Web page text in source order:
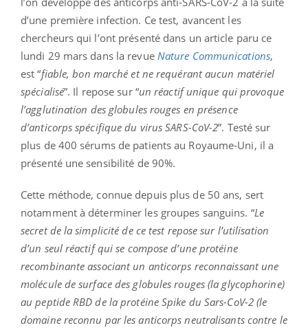
d’une première infection. Ce test, avancent les
chercheurs qui l’ont présenté dans un article paru ce
lundi 29 mars dans la revue Nature Communications,
est “fiable, bon marché et ne requérant aucun matériel
spécialisé”. Il repose sur “un réactif unique qui provoque
l’agglutination des globules rouges en présence
d’anticorps spécifique du virus SARS-CoV-2”. Testé sur
plus de 400 sérums de patients au Royaume-Uni, il a
présenté une sensibilité de 90%.
Cette méthode, connue depuis plus de 50 ans, sert
notamment à déterminer les groupes sanguins. “Le
secret de la simplicité de ce test repose sur l’utilisation
d’un seul réactif qui se compose d’une protéine
recombinante associant un anticorps reconnaissant une
molécule de surface des globules rouges (la glycophorine)
au peptide RBD de la protéine Spike du Sars-CoV-2 (le
domaine reconnu par les anticorps neutralisants contre le